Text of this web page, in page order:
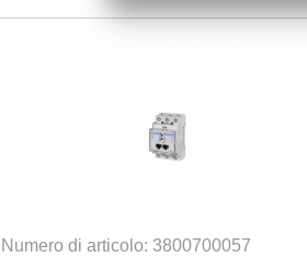
Numero di articolo: 3800700057